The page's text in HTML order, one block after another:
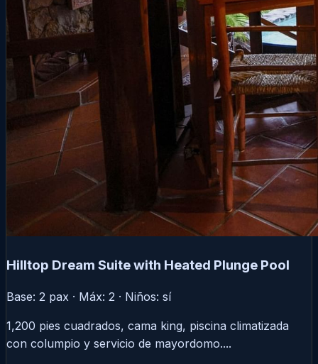
Hilltop Dream Suite with Heated Plunge Pool
Base: 2 pax · Máx: 2 · Niños: sí
1,200 pies cuadrados, cama king, piscina climatizada
con columpio y servicio de mayordomo....